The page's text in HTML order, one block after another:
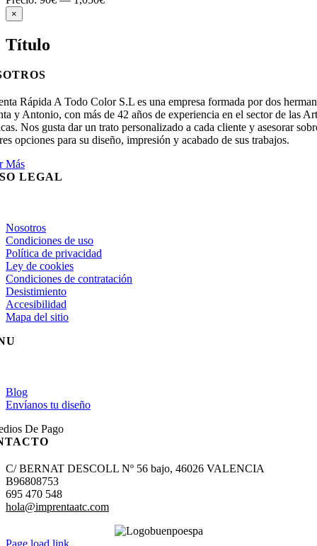
Close
product
view
×
Título
Rápida A Todo Color S.L es una empresa formada por dos
y Antonio, con más de 42 años de experiencia en el sector de las
Nos gusta dar un trato personalizado a cada cliente y asesorar
opciones para su diseño, impresión y acabado de sus trabajos.
Más
LEGAL
Nosotros
Condiciones de uso
Política de privacidad
Ley de cookies
Condiciones de contratación
Desistimiento
Accesibilidad
Mapa del sitio
Blog
Envíanos tu diseño
C/ BERNAT DESCOLL Nº 56 bajo, 46026 VALENCIA
B96808753
695 470 548
hola@imprentaatc.com